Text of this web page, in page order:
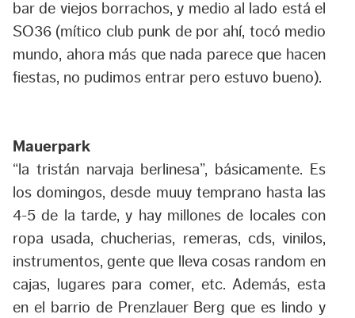
bar de viejos borrachos, y medio al lado está el
SO36 (mítico club punk de por ahí, tocó medio
mundo, ahora más que nada parece que hacen
fiestas, no pudimos entrar pero estuvo bueno).
Mauerpark
“la tristán narvaja berlinesa”, básicamente. Es
los domingos, desde muuy temprano hasta las
4-5 de la tarde, y hay millones de locales con
ropa usada, chucherias, remeras, cds, vinilos,
instrumentos, gente que lleva cosas random en
cajas, lugares para comer, etc. Además, esta
en el barrio de Prenzlauer Berg que es lindo y